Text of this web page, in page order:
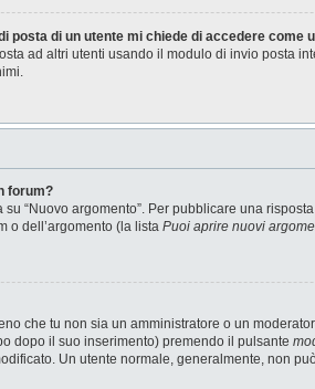
posta di un utente mi chiede di accedere come
ad altri utenti usando il modulo di invio posta
forum?
“Nuovo argomento”. Per pubblicare una
o dell’argomento (la lista Puoi aprire nuovi
che tu non sia un amministratore o un
dopo il suo inserimento) premendo il pulsante
Un utente normale, generalmente, non